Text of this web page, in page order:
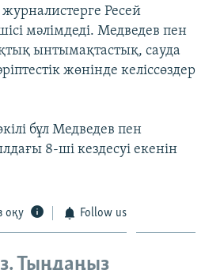
Ресей
мәлімдеді. Медведев пен
ынтымақтастық, сауда
жөнінде келіссөздер
бұл Медведев пен
8-ші кездесуі екенін
оқу Follow us
Тыңдаңыз